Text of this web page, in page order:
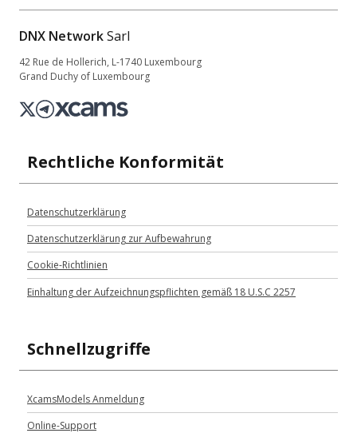
DNX NetworkSarl
42 Rue de Hollerich, L-1740 Luxembourg
Grand Duchy of Luxembourg
Rechtliche Konformität
Datenschutzerklärung
Datenschutzerklärung zur Aufbewahrung
Cookie-Richtlinien
Einhaltung der Aufzeichnungspflichten gemäß 18 U.S.C 2257
Schnellzugriffe
XcamsModels Anmeldung
Online-Support